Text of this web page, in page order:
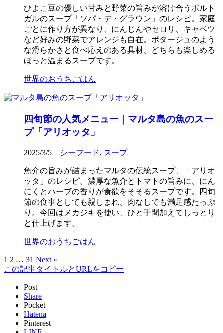
ひよこ豆の優しい甘みと野菜の旨みが溶け合うポルト
ガルのスープ「ソパ・デ・グラウン」のレシピ。家庭
ごとに作り方が異なり、にんじんやセロリ、キャベツ
など好みの野菜でアレンジも自在。ポタージュのよう
な滑らかさと食べ応えのある具材、どちらも楽しめる
ほっと温まるスープです。
世界のおうちごはん
四旬節の人気メニュー｜マルタ島の魚のスー
プ「アリオッタ」
2025/3/5 シーフード, スープ
魚介の旨みが詰まったマルタの伝統スープ、「アリオ
ッタ」のレシピ。濃厚な魚介とトマトの旨みに、にん
にくとハーブの香りが食欲をそそるスープです。四旬
節の食事としても親しまれ、肉なしでも満足感たっぷ
り。今回はメカジキを使い、ひと手間加えてしっとり
と仕上げます。
世界のおうちごはん
1 2 … 31 Next »
この記事タイトルとURLをコピー
Post
Share
Pocket
Hatena
Pinterest